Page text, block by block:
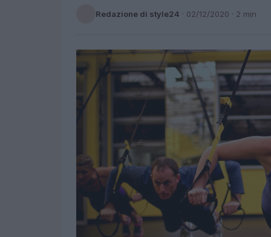
Redazione di style24 · 02/12/2020 · 2 min